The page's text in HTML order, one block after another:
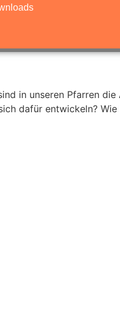
in unseren Pfarren die
dafür entwickeln? Wie